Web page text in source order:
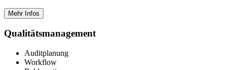
Mehr Infos
Qualitäts­management
Auditplanung
Workflow